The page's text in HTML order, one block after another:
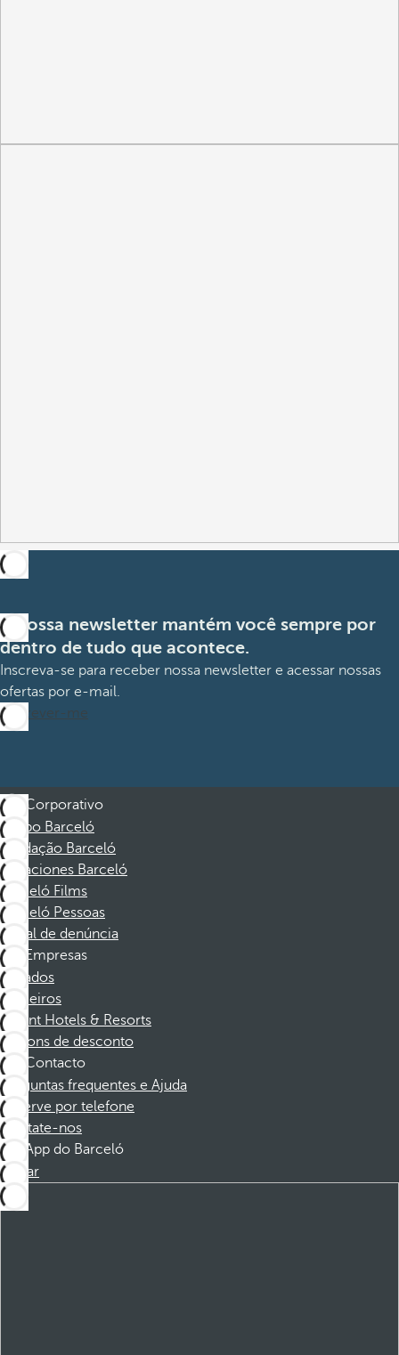
A nossa newsletter mantém você sempre por
dentro de tudo que acontece.
Inscreva-se para receber nossa newsletter e acessar nossas
ofertas por e-mail.
Inscrever-me
Corporativo
Grupo Barceló
Fundação Barceló
Vacaciones Barceló
Barceló Films
Barceló Pessoas
Canal de denúncia
Empresas
Afiliados
Parceiros
Dorint Hotels & Resorts
Cupons de desconto
Contacto
Perguntas frequentes e Ajuda
Reserve por telefone
Contate-nos
App do Barceló
Baixar